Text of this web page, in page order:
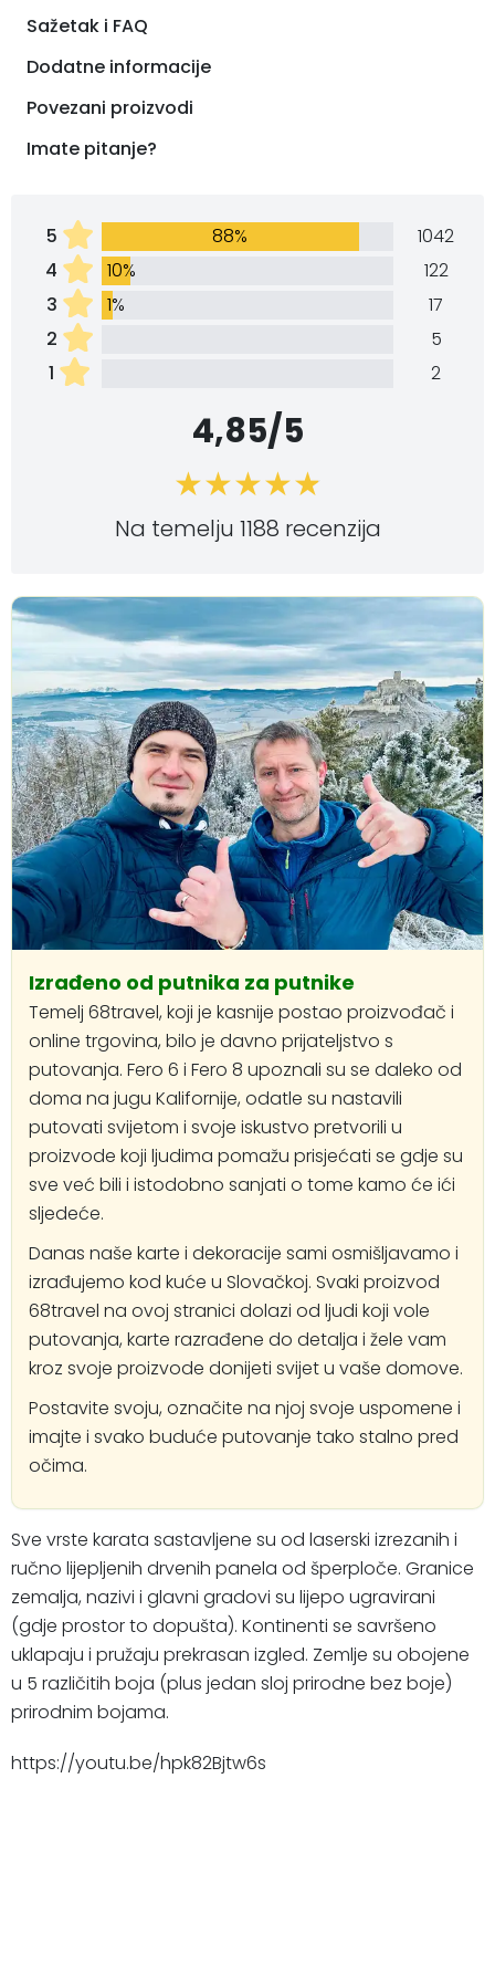
Sažetak i FAQ
Dodatne informacije
Povezani proizvodi
Imate pitanje?
5 88%
1042
4
10%
122
3
1%
17
2
5
1
2
4,85/5
Na temelju 1188 recenzija
Izrađeno od putnika za putnike
Temelj 68travel, koji je kasnije postao proizvođač i
online trgovina, bilo je davno prijateljstvo s
putovanja. Fero 6 i Fero 8 upoznali su se daleko od
doma na jugu Kalifornije, odatle su nastavili
putovati svijetom i svoje iskustvo pretvorili u
proizvode koji ljudima pomažu prisjećati se gdje su
sve već bili i istodobno sanjati o tome kamo će ići
sljedeće.
Danas naše karte i dekoracije sami osmišljavamo i
izrađujemo kod kuće u Slovačkoj. Svaki proizvod
68travel na ovoj stranici dolazi od ljudi koji vole
putovanja, karte razrađene do detalja i žele vam
kroz svoje proizvode donijeti svijet u vaše domove.
Postavite svoju, označite na njoj svoje uspomene i
imajte i svako buduće putovanje tako stalno pred
očima.
Sve vrste karata sastavljene su od laserski izrezanih i
ručno lijepljenih drvenih panela od šperploče. Granice
zemalja, nazivi i glavni gradovi su lijepo ugravirani
(gdje prostor to dopušta). Kontinenti se savršeno
uklapaju i pružaju prekrasan izgled. Zemlje su obojene
u 5 različitih boja (plus jedan sloj prirodne bez boje)
prirodnim bojama.
https://youtu.be/hpk82Bjtw6s